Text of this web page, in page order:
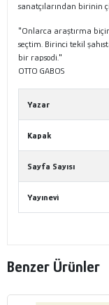
sanatçılarından birinin
"Onlarca araştırma
seçtim. Birinci tekil
bir rapsodi."
OTTO GABOS
Yazar
Kapak
Sayfa Sayısı
Yayınevi
Benzer Ürünler